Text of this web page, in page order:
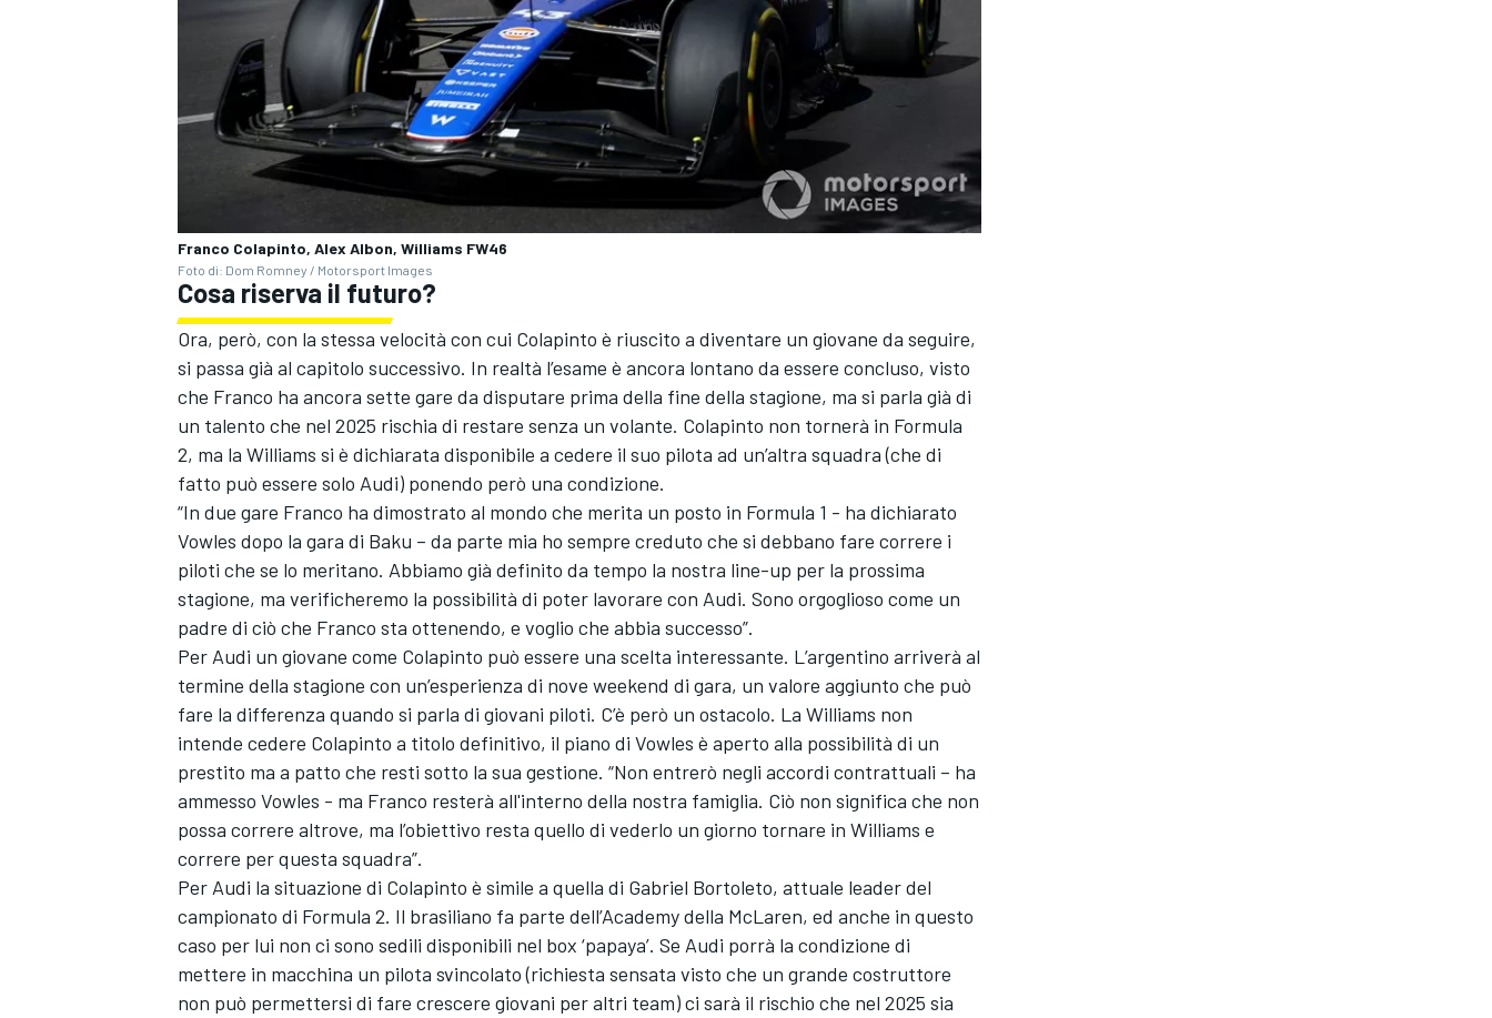
ENDURANCE/GT
MONOMARCA
Franco Colapinto, Alex Albon, Williams FW46
Foto di: Dom Romney / Motorsport Images
Cosa riserva il futuro?
Ora, però, con la stessa velocità con cui Colapinto è riuscito a diventare un giovane da seguire,
si passa già al capitolo successivo. In realtà l’esame è ancora lontano da essere concluso, visto
che Franco ha ancora sette gare da disputare prima della fine della stagione, ma si parla già di
un talento che nel 2025 rischia di restare senza un volante. Colapinto non tornerà in Formula
2, ma la Williams si è dichiarata disponibile a cedere il suo pilota ad un’altra squadra (che di
fatto può essere solo Audi) ponendo però una condizione.
“In due gare Franco ha dimostrato al mondo che merita un posto in Formula 1 - ha dichiarato
Vowles dopo la gara di Baku – da parte mia ho sempre creduto che si debbano fare correre i
piloti che se lo meritano. Abbiamo già definito da tempo la nostra line-up per la prossima
stagione, ma verificheremo la possibilità di poter lavorare con Audi. Sono orgoglioso come un
padre di ciò che Franco sta ottenendo, e voglio che abbia successo”.
Per Audi un giovane come Colapinto può essere una scelta interessante. L’argentino arriverà al
termine della stagione con un’esperienza di nove weekend di gara, un valore aggiunto che può
fare la differenza quando si parla di giovani piloti. C’è però un ostacolo. La Williams non
intende cedere Colapinto a titolo definitivo, il piano di Vowles è aperto alla possibilità di un
prestito ma a patto che resti sotto la sua gestione. “Non entrerò negli accordi contrattuali – ha
ammesso Vowles - ma Franco resterà all'interno della nostra famiglia. Ciò non significa che non
possa correre altrove, ma l’obiettivo resta quello di vederlo un giorno tornare in Williams e
correre per questa squadra”.
Per Audi la situazione di Colapinto è simile a quella di Gabriel Bortoleto, attuale leader del
campionato di Formula 2. Il brasiliano fa parte dell’Academy della McLaren, ed anche in questo
caso per lui non ci sono sedili disponibili nel box ‘papaya’. Se Audi porrà la condizione di
mettere in macchina un pilota svincolato (richiesta sensata visto che un grande costruttore
non può permettersi di fare crescere giovani per altri team) ci sarà il rischio che nel 2025 sia